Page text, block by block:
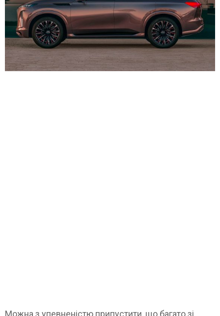
Можна з упевненістю припустити, що багато зі